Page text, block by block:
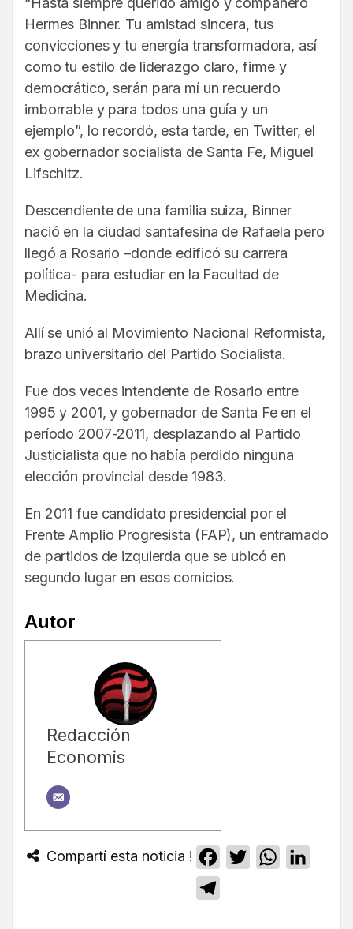
Hermes Binner. Tu amistad sincera, tus
convicciones y tu energía transformadora, así
como tu estilo de liderazgo claro, firme y
democrático, serán para mí un recuerdo
imborrable y para todos una guía y un
ejemplo”, lo recordó, esta tarde, en Twitter, el
ex gobernador socialista de Santa Fe, Miguel
Lifschitz.
Descendiente de una familia suiza, Binner
nació en la ciudad santafesina de Rafaela pero
llegó a Rosario –donde edificó su carrera
política- para estudiar en la Facultad de
Medicina.
Allí se unió al Movimiento Nacional Reformista,
brazo universitario del Partido Socialista.
Fue dos veces intendente de Rosario entre
1995 y 2001, y gobernador de Santa Fe en el
período 2007-2011, desplazando al Partido
Justicialista que no había perdido ninguna
elección provincial desde 1983.
En 2011 fue candidato presidencial por el
Frente Amplio Progresista (FAP), un entramado
de partidos de izquierda que se ubicó en
segundo lugar en esos comicios.
Autor
Redacción
Economis
Compartí esta noticia ! Facebook
TwitterWhatsApp